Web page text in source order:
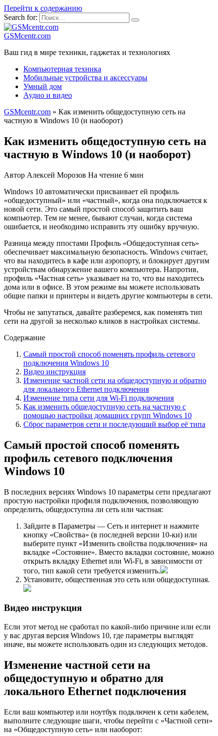
Перейти к содержанию
Search for:
GSMcentr.com
Ваш гид в мире техники, гаджетах и технологиях
Компьютерная техника
Мобильные устройства и аксессуары
Умный дом
Аудио и видео
GSMcentr.com » Как изменить общедоступную сеть на
частную в Windows 10 (и наоборот)
Как изменить общедоступную сеть на
частную в Windows 10 (и наоборот)
Автор Алексей Морозов На чтение 6 мин
Windows 10 автоматически присваивает ей профиль
«общедоступный» или «частный», когда она подключается к
новой сети. Это самый простой способ защитить ваш
компьютер. Тем не менее, бывают случаи, когда система
ошибается, и необходимо исправить эту ошибку вручную.
Разница между ппостами Профиль «Общедоступная сеть»
обеспечивает максимальную безопасность. Windows считает,
что вы находитесь в кафе или аэропорту, и блокирует другим
устройствам обнаружение вашего компьютера. Напротив,
профиль «Частная сеть» указывает на то, что вы находитесь
дома или в офисе. В этом режиме вы можете использовать
общие папки и принтеры и видеть другие компьютеры в сети.
Чтобы не запутаться, давайте разберемся, как поменять тип
cети на другой за несколько кликов в настройках системы.
Содержание
Самый простой способ поменять профиль сетевого
подключения Windows 10
Видео инструкция
Изменение частной сети на общедоступную и обратно
для локального Ethernet подключения
Изменение типа сети для Wi-Fi подключения
Как изменить общедоступную сеть на частную с
помощью настройки домашних групп Windows 10
Сброс параметров сети и последующий выбор её типа
Самый простой способ поменять
профиль сетевого подключения
Windows 10
В последних версиях Windows 10 параметры сети предлагают
простую настройки профиля подключения, позволяющую
определить, общедоступна ли сеть или частная:
Зайдите в Параметры — Сеть и интернет и нажмите
кнопку «Свойства» (в последней версии 10-ки) или
выберите пункт «Изменить свойства подключения» на
вкладке «Состояние». Вместо вкладки состояние, можно
открыть вкладку Ethernet или Wi-Fi, в зависимости от
того, тип какой сети требуется изменить.
Установите, общественная это сеть или общедоступная.
Видео инструкция
Если этот метод не сработал по какой-либо причине или если
у вас другая версия Windows 10, где параметры выглядят
иначе, вы можете использовать один из следующих методов.
Изменение частной сети на
общедоступную и обратно для
локального Ethernet подключения
Если ваш компьютер или ноутбук подключен к сети кабелем,
выполните следующие шаги, чтобы перейти с «Частной сети»
на «Общедоступную сеть» или наоборот: